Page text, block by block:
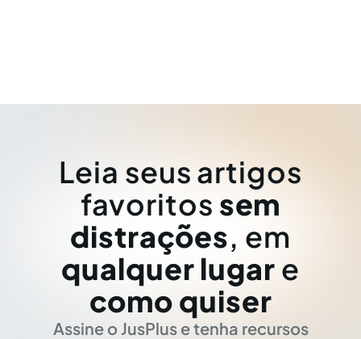
Leia seus artigos
favoritos sem
distrações, em
qualquer lugar e
como quiser
Assine o JusPlus e tenha recursos